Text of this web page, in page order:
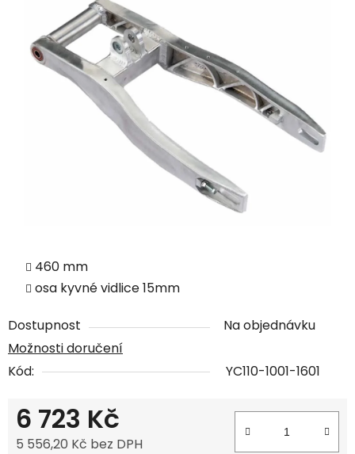
460 mm
osa kyvné vidlice 15mm
Dostupnost
Na objednávku
Možnosti doručení
Kód:
YC110-1001-1601
6 723 Kč
5 556,20 Kč bez DPH